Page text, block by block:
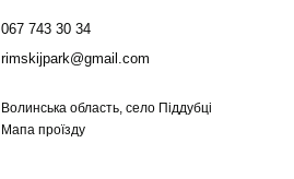
067 743 30 34
rimskijpark@gmail.com
Волинська область, село Піддубці
Мапа проїзду